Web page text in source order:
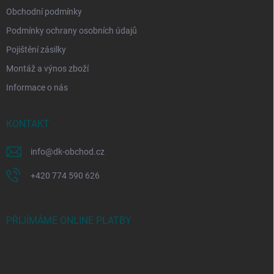
Obchodní podmínky
Podmínky ochrany osobních údajů
Pojištění zásilky
Montáž a výnos zboží
Informace o nás
KONTAKT
info@dk-obchod.cz
+420 774 590 626
PŘIJÍMÁME ONLINE PLATBY